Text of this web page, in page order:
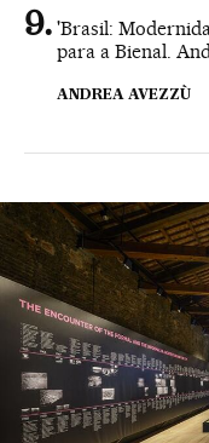
'Brasil:
para a Bienal.
ANDREA AVEZZÙ